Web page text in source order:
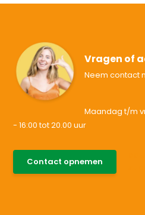
Vragen of
Neem contact
Maandag t/m
- 16:00 tot 20.00 uur
Contact opnemen